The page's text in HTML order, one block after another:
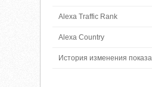
Alexa Traffic Rank
Alexa Country
История изменения